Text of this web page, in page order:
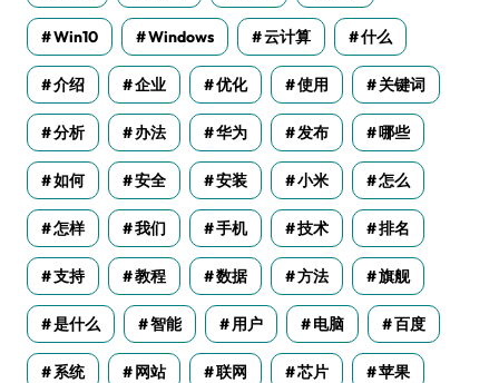
Win10 Windows 云计算 什么
介绍 企业 优化 使用 关键词
分析 办法 华为 发布 哪些
如何 安全 安装 小米 怎么
怎样 我们 手机 技术 排名
支持 教程 数据 方法 旗舰
是什么 智能 用户 电脑 百度
系统 网站 联网 芯片 苹果